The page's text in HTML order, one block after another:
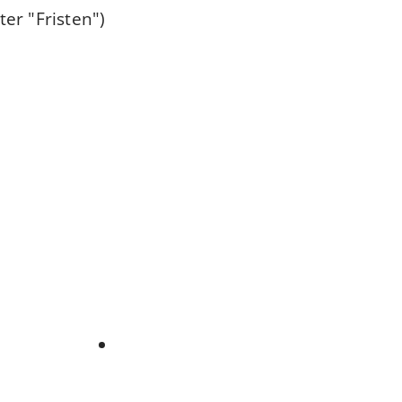
"Fristen")